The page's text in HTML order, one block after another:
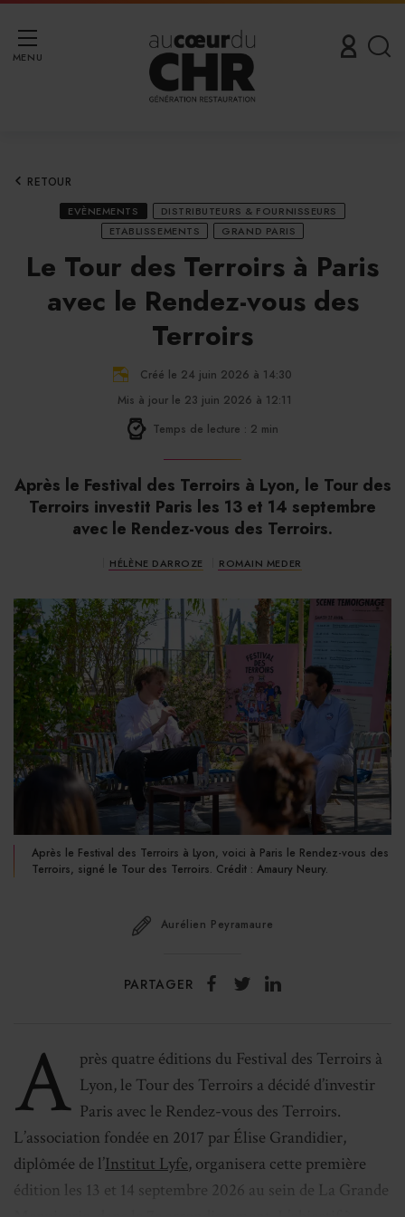
MENU
RETOUR
EVÈNEMENTS
DISTRIBUTEURS & FOURNISSEURS
ETABLISSEMENTS
GRAND PARIS
Le Tour des Terroirs à Paris
avec le Rendez-vous des
Terroirs
Créé le 24 juin 2026 à 14:30
Mis à jour le 23 juin 2026 à 12:11
Temps de lecture : 2 min
Après le Festival des Terroirs à Lyon, le Tour des
Terroirs investit Paris les 13 et 14 septembre
avec le Rendez-vous des Terroirs.
HÉLÈNE DARROZE ROMAIN MEDER
Après le Festival des Terroirs à Lyon, voici à Paris le Rendez-vous des
Terroirs, signé le Tour des Terroirs. Crédit : Amaury Neury.
Aurélien Peyramaure
PARTAGER
A près quatre éditions du Festival des Terroirs à
Lyon, le Tour des Terroirs a décidé d’investir
Paris avec le Rendez-vous des Terroirs.
L’association fondée en 2017 par Élise Grandidier,
diplômée de l’Institut Lyfe, organisera cette première
édition les 13 et 14 septembre 2026 au sein de La Grande